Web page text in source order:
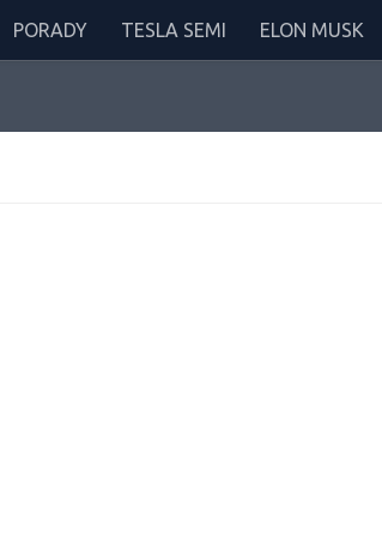
PORADY TESLA SEMI ELON MUSK